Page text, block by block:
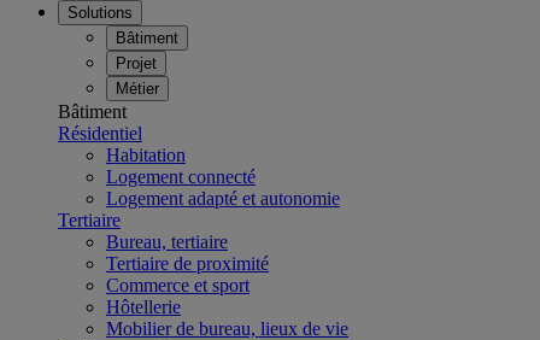
Solutions
Bâtiment
Projet
Métier
Bâtiment
Résidentiel
Habitation
Logement connecté
Logement adapté et autonomie
Tertiaire
Bureau, tertiaire
Tertiaire de proximité
Commerce et sport
Hôtellerie
Mobilier de bureau, lieux de vie